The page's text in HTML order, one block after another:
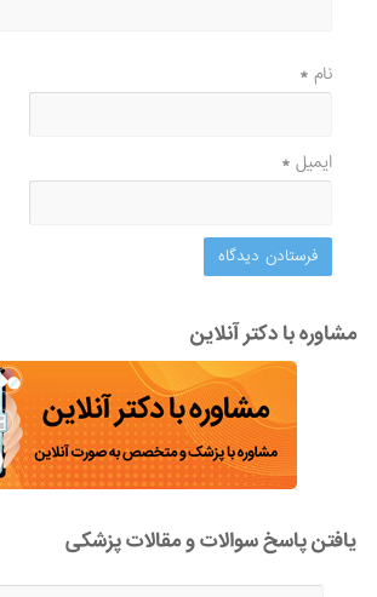
نام*
ایمیل*
مشاوره با دکتر آنلاین
یافتن پاسخ سوالات و مقالات پزشکی